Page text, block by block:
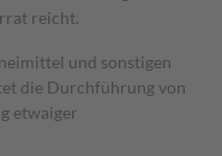
reicht.
und sonstigen
die Durchführung von
etwaiger